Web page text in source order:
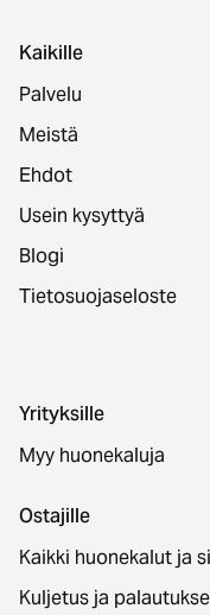
Kaikille
Palvelu
Meistä
Ehdot
Usein kysyttyä
Blogi
Tietosuojaseloste
Yrityksille
Myy huonekaluja
Ostajille
Kaikki huonekalut ja
Kuljetus ja